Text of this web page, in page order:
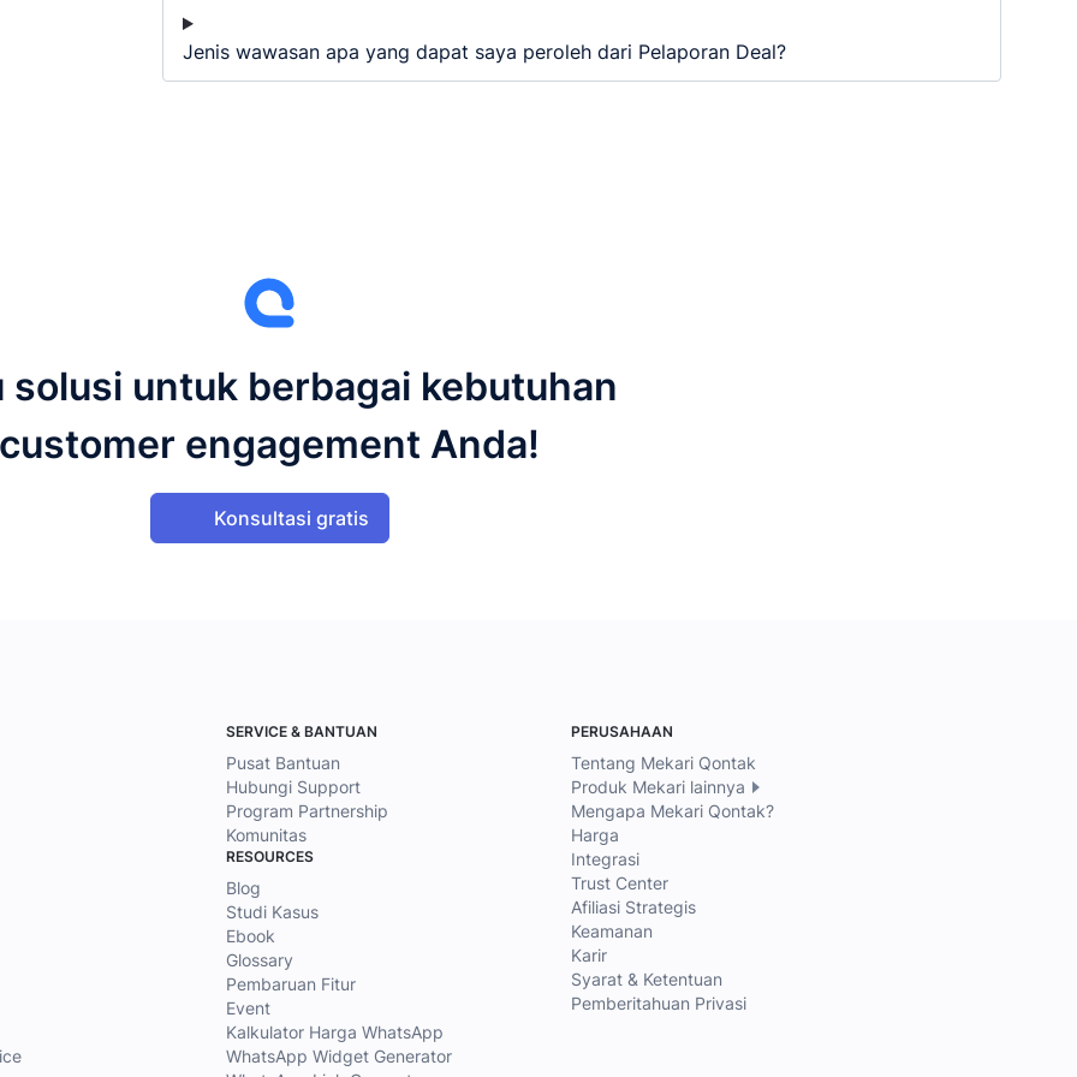
Jenis wawasan apa yang dapat saya peroleh dari Pelaporan Deal?
solusi untuk berbagai kebutuhan
customer engagement Anda!
Konsultasi gratis
SERVICE & BANTUAN
Pusat Bantuan
Hubungi Support
Program Partnership
Komunitas
RESOURCES
Blog
Studi Kasus
Ebook
Glossary
Pembaruan Fitur
Event
Kalkulator Harga WhatsApp
WhatsApp Widget Generator
PERUSAHAAN
Tentang Mekari Qontak
Produk Mekari lainnya
Mengapa Mekari Qontak?
Harga
Integrasi
Trust Center
Afiliasi Strategis
Keamanan
Karir
Syarat & Ketentuan
Pemberitahuan Privasi